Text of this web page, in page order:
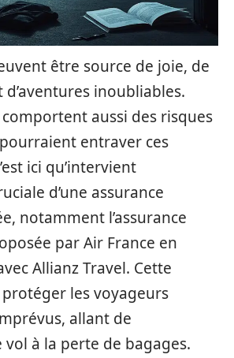
être source de joie, de
inoubliables.
aussi des risques
entraver ces
ici qu’intervient
d’une assurance
notamment l’assurance
par Air France en
Allianz Travel. Cette
les voyageurs
allant de
vol à la perte de bagages.